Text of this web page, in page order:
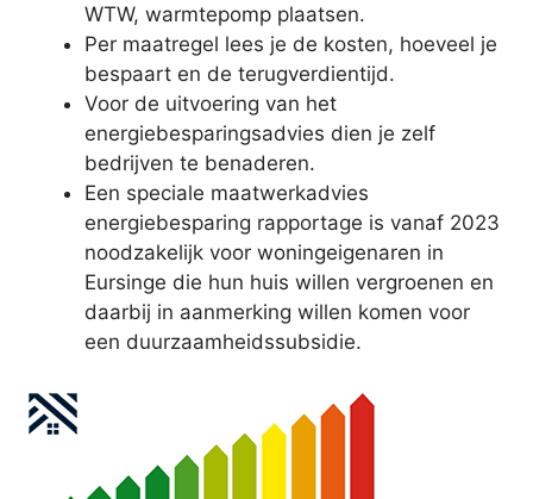
WTW, warmtepomp plaatsen.
Per maatregel lees je de kosten, hoeveel je
bespaart en de terugverdientijd.
Voor de uitvoering van het
energiebesparingsadvies dien je zelf
bedrijven te benaderen.
Een speciale maatwerkadvies
energiebesparing rapportage is vanaf 2023
noodzakelijk voor woningeigenaren in
Eursinge die hun huis willen vergroenen en
daarbij in aanmerking willen komen voor
een duurzaamheidssubsidie.